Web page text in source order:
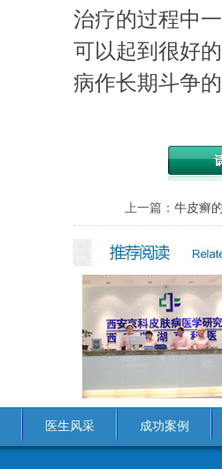
治疗的过程中
可以起到很好
病作长期斗争
上一篇： 牛皮癣
医生风采 成功案例